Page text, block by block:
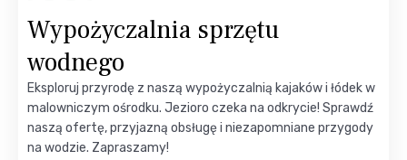
Wypożyczalnia sprzętu
wodnego
Eksploruj przyrodę z naszą wypożyczalnią kajaków i łódek w
malowniczym ośrodku. Jezioro czeka na odkrycie! Sprawdź
naszą ofertę, przyjazną obsługę i niezapomniane przygody
na wodzie. Zapraszamy!